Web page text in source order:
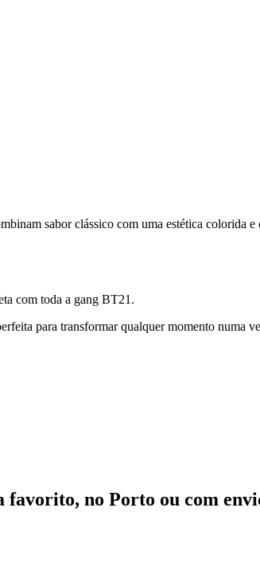
sabor clássico com uma estética colorida
com toda a gang BT21.
para transformar qualquer momento numa
favorito, no Porto ou com